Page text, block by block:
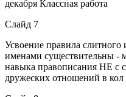
декабря Классная работа
Слайд 7
Усвоение правила
именами существительны -
навыка правописания НЕ с
дружеских отношений в кол